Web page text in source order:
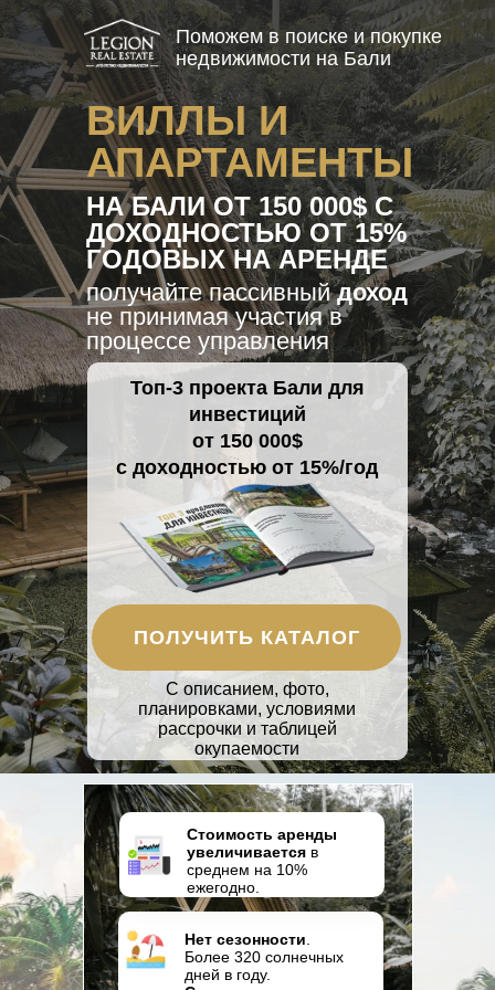
получайте пассивныйдоход
не принимая участия в
процессе управления
Топ-3 проекта Бали для
инвестиций
от 150 000$
с доходностью от 15%/год
ПОЛУЧИТЬ КАТАЛОГ
НА БАЛИ ОТ 150 000$ С
ДОХОДНОСТЬЮ ОТ 15%
ГОДОВЫХ НА АРЕНДЕ
Поможем в поиске и покупке
недвижимости на Бали
С описанием, фото,
планировками, условиями
рассрочки и таблицей
окупаемости
ВИЛЛЫ И
АПАРТАМЕНТЫ
Стоимость аренды
увеличивается в
среднем на 10%
ежегодно.
Нет сезонности
Более 320 солнечных
дней в году.